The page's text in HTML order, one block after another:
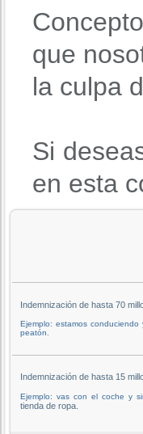
que
la culpa
Si
en esta
Indemnización de hasta 70
Ejemplo: estamos
peatón.
Indemnización de hasta 15
Ejemplo: vas con el coche y
tienda de ropa.